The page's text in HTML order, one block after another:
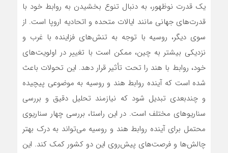
یک قدرت نوظهور، به دنبال تنوع بخشیدن به روابط خود با
قدرت‌های جهانی مانند ایالات متحده و اتحادیه اروپا است. از
سوی دیگر، روسیه با توجه به تنش‌های فزاینده با غرب و
نزدیکی بیشتر به چین، ممکن است با تغییر در اولویت‌های
خود، روابط با هند را تحت تأثیر قرار دهد. این تحولات باعث
شده است که آینده روابط هند و روسیه به موضوعی پیچیده
و چندبعدی تبدیل شود که نیازمند تحلیل دقیق و بررسی
سناریوهای مختلف است. در این راستا، بررسی چهار سناریوی
محتمل برای آینده روابط هند و روسیه می‌تواند به درک بهتر
چالش‌ها و فرصت‌های پیش‌روی این دو کشور کمک کند. این